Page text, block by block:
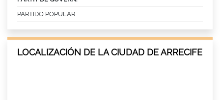
PARTIDO POPULAR
LOCALIZACIÓN DE LA CIUDAD DE ARRECIFE